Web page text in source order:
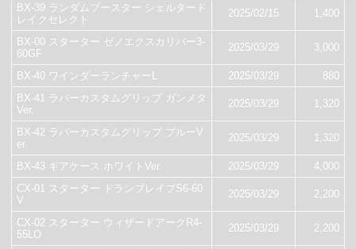
BX-39 ランダムブースター シェルタード
レイクセレクト
2025/02/15 1,400
BX-00 スターター ゼノエクスカリバー3-
60GF
2025/03/29 3,000
BX-40 ワインダーランチャーL 2025/03/29
880
BX-41 ラバーカスタムグリップ ガンメタ
Ver.
2025/03/29 1,320
BX-42 ラバーカスタムグリップ ブルーV
er.
2025/03/29 1,320
BX-43 ギアケース ホワイトVer. 2025/03/29
4,000
CX-01 スターター ドランブレイブS6-60
V
2025/03/29 2,200
CX-02 スターター ウィザードアークR4-
55LO
2025/03/29 2,200